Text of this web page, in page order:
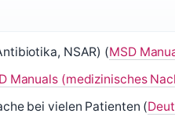
NSAR) (MSD
Manuals (medizinisches
bei vielen Patienten (